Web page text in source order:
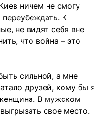
ничем не смогу
К
не видят себя вне
что война – это
сильной, а мне
друзей, кому бы я
В мужском
свое место.